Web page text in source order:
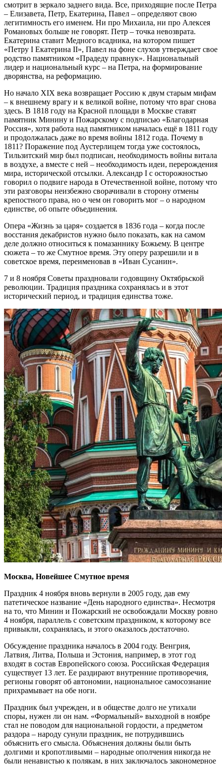
смотрит в зеркало заднего вида. Все, приходящие после Петра
– Елизавета, Петр, Екатерина, Павел – определяют свою
легитимность его именем. Ни про Михаила, ни про Алексея
Романовых больше не говорят. Петр – точка невозврата.
Екатерина ставит Медного всадника, на котором пишет
«Петру I Екатерина II», Павел на фоне слухов утверждает свое
родство памятником «Прадеду правнук». Национальный
лидер и национальный курс – на Петра, на формирование
дворянства, на реформацию.
Но начало XIX века возвращает Россию к двум старым мифам
– к внешнему врагу и к великой войне, потому что враг снова
здесь. В 1818 году на Красной площади в Москве ставят
памятник Минину и Пожарскому с подписью «Благодарная
Россия», хотя работа над памятником началась ещё в 1811 году
и продолжалась даже во время войны 1812 года. Почему в
1811? Поражение под Аустерлицем тогда уже состоялось,
Тильзитский мир был подписан, необходимость войны витала
в воздухе, а вместе с ней – необходимость идеи, перерождения
мира, исторической отсылки. Александр I с осторожностью
говорил о подвиге народа в Отечественной войне, потому что
эти разговоры неизбежно сворачивали в сторону отмены
крепостного права, но о чем он говорить мог – о народном
единстве, об опыте объединения.
Опера «Жизнь за царя» создается в 1836 года – когда после
восстания декабристов нужно было показать, как на самом
деле должно относиться к помазаннику Божьему. В центре
сюжета – то же Смутное время. Эту оперу разрешили и в
советское время, переименовав в «Иван Сусанин».
7 и 8 ноября Советы праздновали годовщину Октябрьской
революции. Традиция праздника сохранялась и в этот
исторический период, и традиция единства тоже.
Москва, Новейшее Смутное время
Праздник 4 ноября вновь вернули в 2005 году, дав ему
патетическое название «День народного единства». Несмотря
на то, что Минин и Пожарский не освобождали Москву ровно
4 ноября, параллель с советским праздником, к которому все
привыкли, сохранялась, и этого оказалось достаточно.
Обсуждение праздника началось в 2004 году. Венгрия,
Латвия, Литва, Польша и Эстония, например, в этот год
входят в состав Европейского союза. Российская Федерация
существует 13 лет. Ее раздирают внутренние противоречия,
регионы говорят об автономии, национальное самосознание
прихрамывает на обе ноги.
Праздник был учрежден, и в обществе долго не утихали
споры, нужен ли он нам. «Формальный» выходной в ноябре
стал не поводом для национальной гордости, а предметом
раздора – народу сунули праздник, не потрудившись
объяснить его смысла. Объяснения должны были быть
долгими и кропотливыми – народные ополчения никогда не
были ненавистью к полякам, в них заключалось закономерное